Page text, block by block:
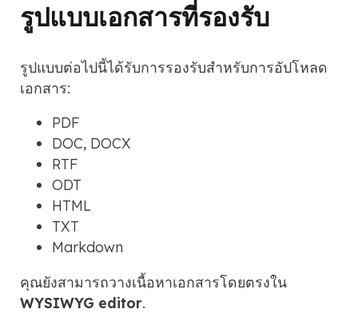
รูปแบบเอกสารที่รองรับ
รูปแบบต่อไปนี้ได้รับการรองรับสำหรับการอัปโหลด
เอกสาร:
PDF
DOC, DOCX
RTF
ODT
HTML
TXT
Markdown
คุณยังสามารถวางเนื้อหาเอกสารโดยตรงใน
WYSIWYG editor.